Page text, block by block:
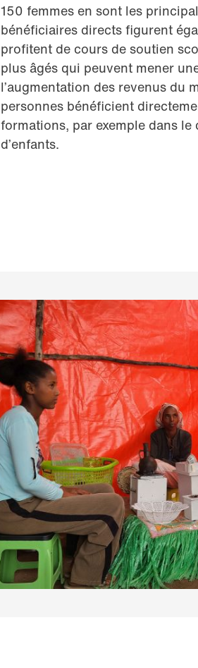
150 femmes en sont les
bénéficiaires directs figurent
profitent de cours de soutien
plus âgés qui peuvent mener
l’augmentation des revenus du
personnes bénéficient
formations, par exemple dans le
d’enfants.